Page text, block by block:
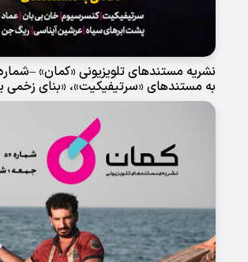
به مستندهای «سرتیفیکیت»، «بنای زخمی
«خان بی بان»، «عماد»، «پشت ابرهای
آیناسی» و «ریگ جن»